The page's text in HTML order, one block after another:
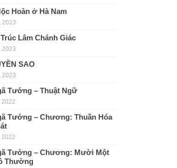
Hoàn ở Hà Nam
2023
Lâm Chánh Giác
2023
SAO
2023
Tướng – Thuật Ngữ
2022
Tướng – Chương: Thuần Hóa
2022
Tướng – Chương: Mười Một
Thường